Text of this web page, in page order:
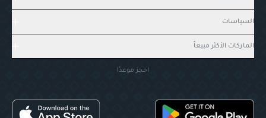
السياسات
الماركات الأكثر مبيعاً
احجز موعدًا